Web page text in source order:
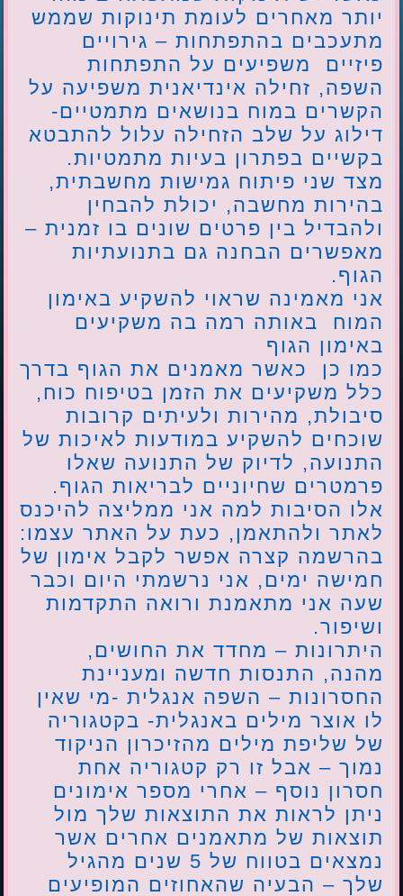
יותר מאחרים לעומת תינוקות שממש
מתעכבים בהתפתחות – גירויים
פיזיים משפיעים על התפתחות
השפה, זחילה אינדיאנית משפיעה על
הקשרים במוח בנושאים מתמטיים-
דילוג על שלב הזחילה עלול להתבטא
בקשיים בפתרון בעיות מתמטיות.
מצד שני פיתוח גמישות מחשבתית,
בהירות מחשבה, יכולת להבחין
ולהבדיל בין פרטים שונים בו זמנית –
מאפשרים הבחנה גם בתנועתיות
הגוף.
אני מאמינה שראוי להשקיע באימון
המוח באותה רמה בה משקיעים
באימון הגוף
כמו כן כאשר מאמנים את הגוף בדרך
כלל משקיעים את הזמן בטיפוח כוח,
סיבולת, מהירות ולעיתים קרובות
שוכחים להשקיע במודעות לאיכות של
התנועה, לדיוק של התנועה שאלו
פרמטרים שחיוניים לבריאות הגוף.
אלו הסיבות למה אני ממליצה להיכנס
לאתר ולהתאמן, כעת על האתר עצמו:
בהרשמה קצרה אפשר לקבל אימון של
חמישה ימים, אני נרשמתי היום וכבר
שעה אני מתאמנת ורואה התקדמות
ושיפור.
היתרונות – מחדד את החושים,
מהנה, התנסות חדשה ומעניינת
החסרונות – השפה אנגלית -מי שאין
לו אוצר מילים באנגלית- בקטגוריה
של שליפת מילים מהזיכרון הניקוד
נמוך – אבל זו רק קטגוריה אחת
חסרון נוסף – אחרי מספר אימונים
ניתן לראות את התוצאות שלך מול
תוצאות של מתאמנים אחרים אשר
נמצאים בטווח של 5 שנים מהגיל
שלך – הבעיה שהאחוזים המופיעים